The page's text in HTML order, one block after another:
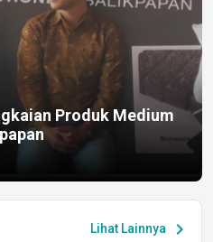
Produk Medium
Lihat Lainnya chevron_right